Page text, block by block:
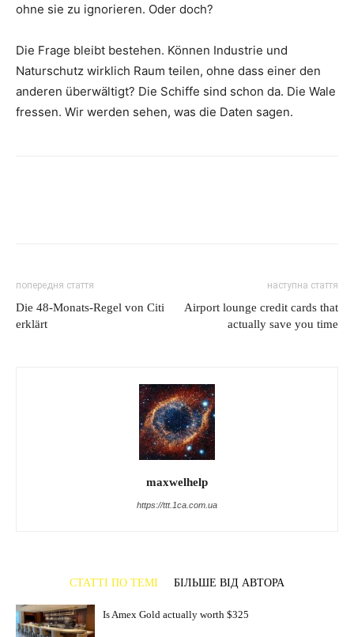
ohne sie zu ignorieren. Oder doch?
Die Frage bleibt bestehen. Können Industrie und
Naturschutz wirklich Raum teilen, ohne dass einer den
anderen überwältigt? Die Schiffe sind schon da. Die Wale
fressen. Wir werden sehen, was die Daten sagen.
попередня стаття
Die 48-Monats-Regel von Citi
erklärt
наступна стаття
Airport lounge credit cards that
actually save you time
maxwelhelp
https://ttt.1ca.com.ua
СТАТТІ ПО ТЕМІ БІЛЬШЕ ВІД АВТОРА
Is Amex Gold actually worth $325